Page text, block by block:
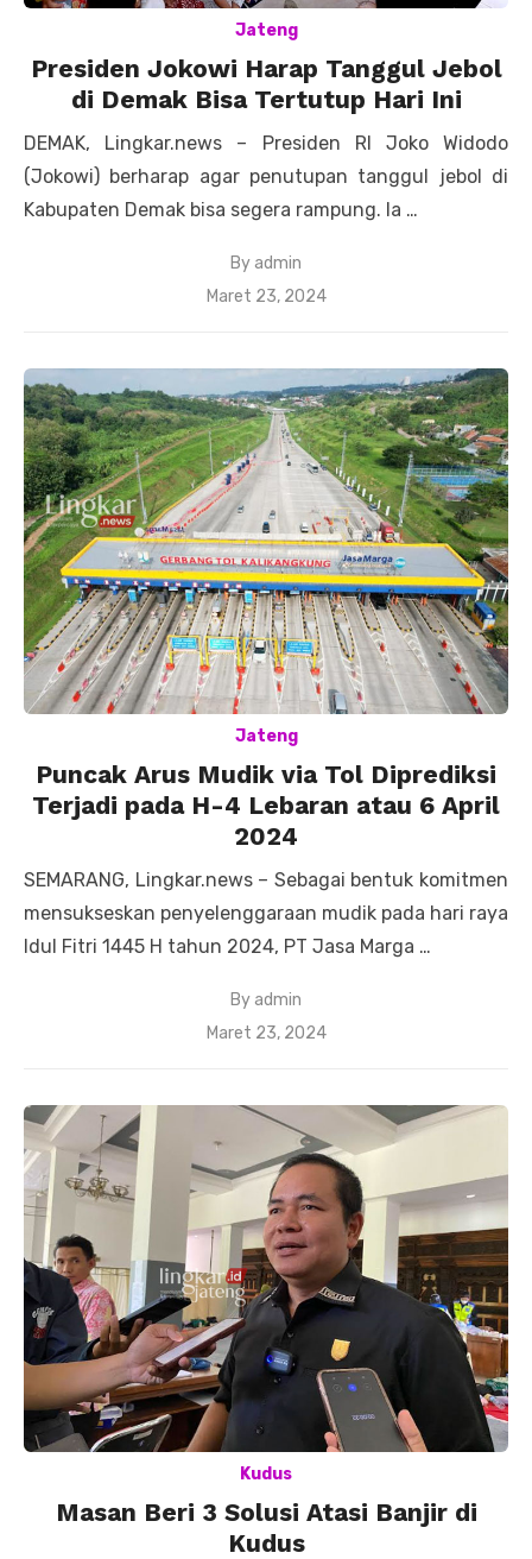
Jateng
Presiden Jokowi Harap Tanggul Jebol
di Demak Bisa Tertutup Hari Ini
DEMAK, Lingkar.news – Presiden RI Joko Widodo
(Jokowi) berharap agar penutupan tanggul jebol di
Kabupaten Demak bisa segera rampung. Ia …
By admin
Posted
Maret 23, 2024
Jateng
Puncak Arus Mudik via Tol Diprediksi
Terjadi pada H-4 Lebaran atau 6 April
2024
SEMARANG, Lingkar.news – Sebagai bentuk komitmen
mensukseskan penyelenggaraan mudik pada hari raya
Idul Fitri 1445 H tahun 2024, PT Jasa Marga …
By admin
Posted
Maret 23, 2024
Kudus
Masan Beri 3 Solusi Atasi Banjir di
Kudus